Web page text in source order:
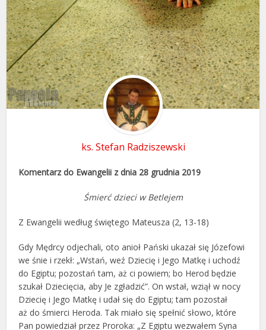
ks. Stefan Radziszewski
Komentarz do Ewangelii z dnia 28 grudnia 2019
Śmierć dzieci w Betlejem
Z Ewangelii według świętego Mateusza (2, 13-18)
Gdy Mędrcy odjechali, oto anioł Pański ukazał się Józefowi
we śnie i rzekł: „Wstań, weź Dziecię i Jego Matkę i uchodź
do Egiptu; pozostań tam, aż ci powiem; bo Herod będzie
szukał Dziecięcia, aby Je zgładzić”. On wstał, wziął w nocy
Dziecię i Jego Matkę i udał się do Egiptu; tam pozostał
aż do śmierci Heroda. Tak miało się spełnić słowo, które
Pan powiedział przez Proroka: „Z Egiptu wezwałem Syna